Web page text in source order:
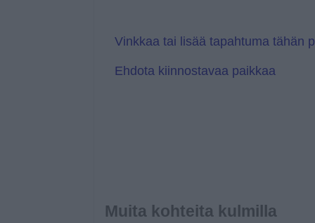
l
e
Vinkkaa tai lisää tapahtuma tähän
Ehdota kiinnostavaa paikkaa
Muita kohteita kulmilla